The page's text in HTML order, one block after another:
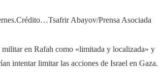
Crédito…Tsafrir Abayov/Prensa Asociada
militar en Rafah como «limitada y localizada» y
intentar limitar las acciones de Israel en Gaza.